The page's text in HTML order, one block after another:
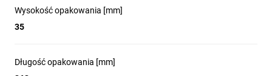
Wysokość opakowania [mm]
35
Długość opakowania [mm]